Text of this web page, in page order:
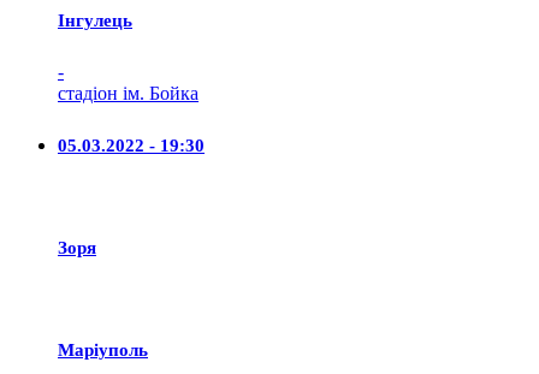
Iнгулець
-
стадіон ім. Бойка
05.03.2022 - 19:30
Зоря
Маріуполь